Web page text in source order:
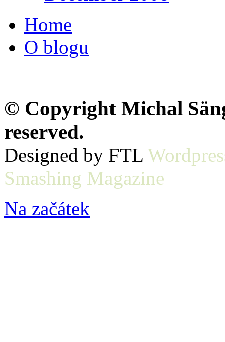
Home
O blogu
© Copyright Michal
reserved.
Designed by FTL
Smashing Magazine
Na začátek